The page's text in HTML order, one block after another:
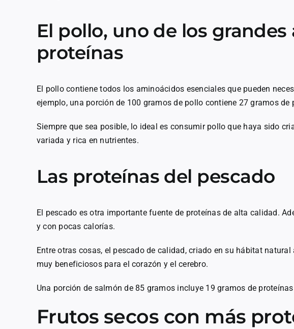
El pollo, uno de los
proteínas
El pollo contiene todos los aminoácidos esenciales que pueden
ejemplo, una porción de 100 gramos de pollo contiene 27 gramos
Siempre que sea posible, lo ideal es consumir pollo que haya sido
variada y rica en nutrientes.
Las proteínas del pescado
El pescado es otra importante fuente de proteínas de alta calidad.
y con pocas calorías.
Entre otras cosas, el pescado de calidad, criado en su hábitat
muy beneficiosos para el corazón y el cerebro.
Una porción de salmón de 85 gramos incluye 19 gramos de
Frutos secos con más